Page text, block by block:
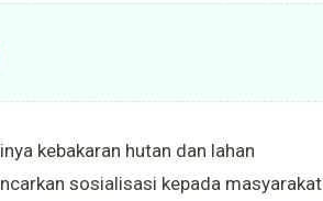
kebakaran hutan dan lahan
sosialisasi kepada masyarakat